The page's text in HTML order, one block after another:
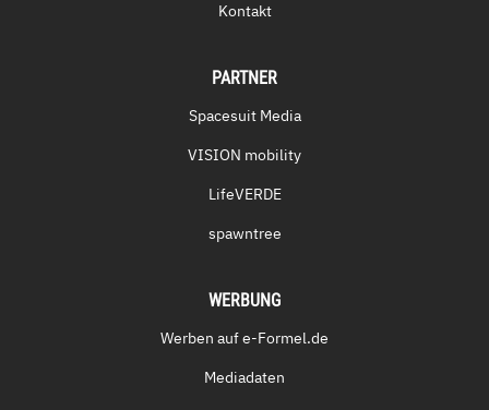
Kontakt
PARTNER
Spacesuit Media
VISION mobility
LifeVERDE
spawntree
WERBUNG
Werben auf e-Formel.de
Mediadaten